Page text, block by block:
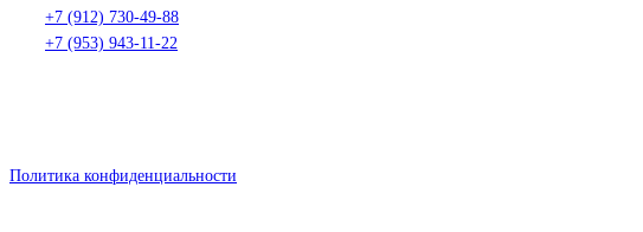
+7 (912) 730-49-88
+7 (953) 943-11-22
Политика конфиденциальности